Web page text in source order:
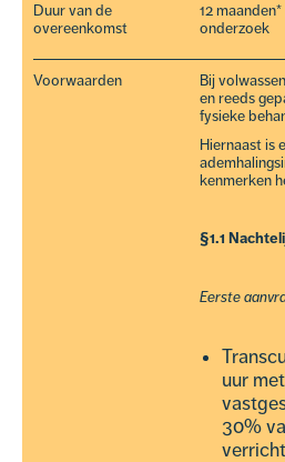
Duur van de
overeenkomst
12
onderzoek
Voorwaarden
Bij
en reeds
fysieke
Hiernaast is
kenmerken
§1.1
Eerste
uur
30%